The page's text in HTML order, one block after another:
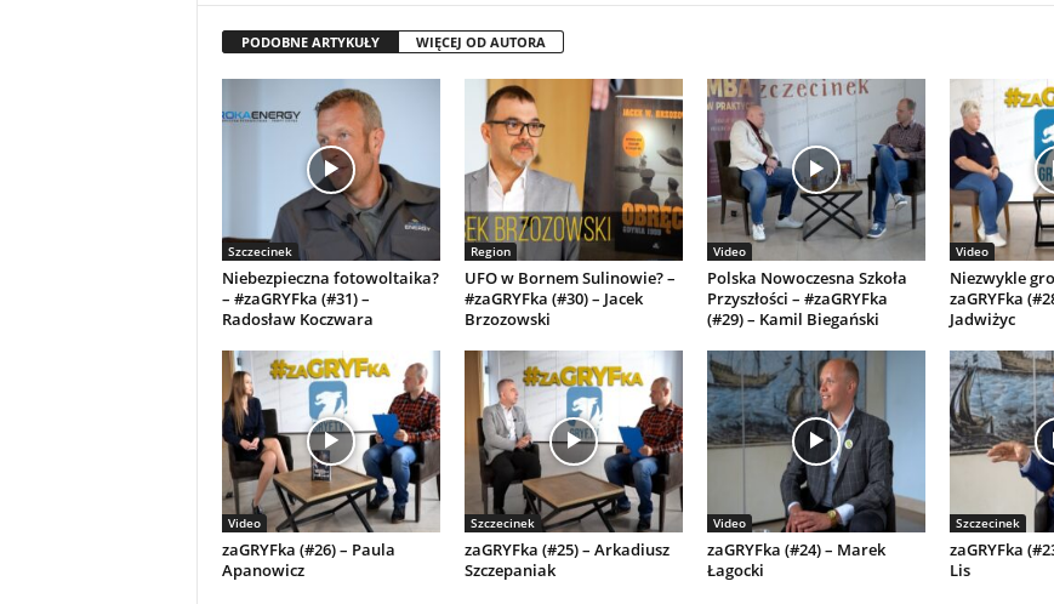
PODOBNE ARTYKUŁY WIĘCEJ OD AUTORA
Szczecinek
Niebezpieczna fotowoltaika?
– #zaGRYFka (#31) –
Radosław Koczwara
Region
UFO w Bornem Sulinowie? –
#zaGRYFka (#30) – Jacek
Brzozowski
Video
Polska Nowoczesna Szkoła
Przyszłości – #zaGRYFka
(#29) – Kamil Biegański
Video
Niezwykle
zaGRYFka
Jadwiżyc
Video
zaGRYFka (#26) – Paula
Apanowicz
Szczecinek
zaGRYFka (#25) – Arkadiusz
Szczepaniak
Video
zaGRYFka (#24) – Marek
Łagocki
Szczecinek
zaGRYFka
Lis